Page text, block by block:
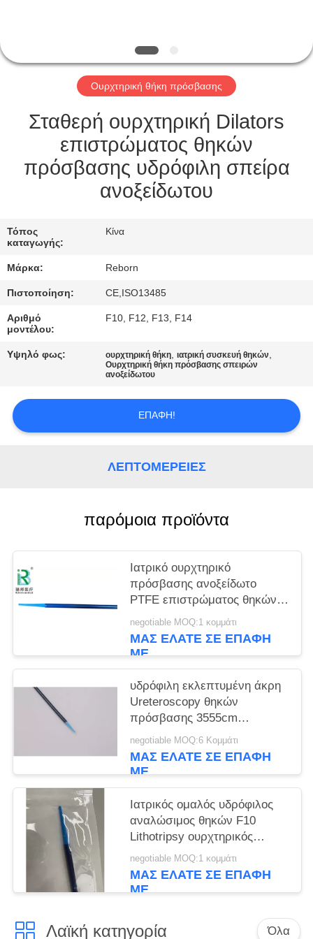
ΜΑΣ
ΕΛΆΤΕ
ΕΠΑΦΉ
ΖΗΤΉΣΤΕ
ΑΠΌΣΠΑΣΜΑ
SITEMAP
PRIVACY
Ουρχτηρική θήκη πρόσβασης
Σταθερή ουρχτηρική Dilators
επιστρώματος θηκών
πρόσβασης υδρόφιλη σπείρα
ανοξείδωτου
Τόπος
καταγωγής:
Κίνα
Μάρκα: Reborn
Πιστοποίηση: CE,ISO13485
Αριθμό
μοντέλου:
F10, F12, F13, F14
Υψηλό φως: ουρχτηρική θήκη,ιατρική συσκευή θηκών,
Ουρχτηρική θήκη πρόσβασης σπειρών
ανοξείδωτου
ΕΠΑΦΉ!
ΛΕΠΤΟΜΈΡΕΙΕΣ
παρόμοια προϊόντα
Ιατρικό ουρχτηρικό
πρόσβασης ανοξείδωτο
PTFE επιστρώματος θηκών
υδρόφιλο
negotiable MOQ:1 κομμάτι
ΜΑΣ ΕΛΆΤΕ ΣΕ ΕΠΑΦΉ
ΜΕ
υδρόφιλη εκλεπτυμένη άκρη
Ureteroscopy θηκών
πρόσβασης 3555cm
ουρχτηρική
negotiable MOQ:6 Κομμάτι
ΜΑΣ ΕΛΆΤΕ ΣΕ ΕΠΑΦΉ
ΜΕ
Ιατρικός ομαλός υδρόφιλος
αναλώσιμος θηκών F10
Lithotripsy ουρχτηρικός
Introducer
negotiable MOQ:1 κομμάτι
ΜΑΣ ΕΛΆΤΕ ΣΕ ΕΠΑΦΉ
ΜΕ
Λαϊκή κατηγορία Όλα